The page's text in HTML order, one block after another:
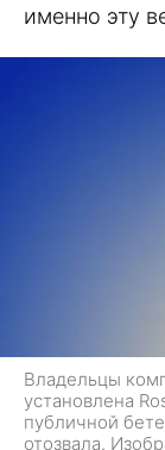
именно эту
Владельцы
установлена
публичной
отозвала.